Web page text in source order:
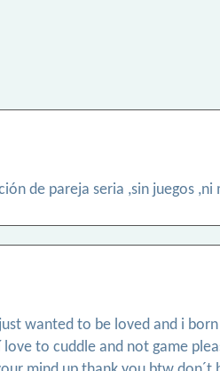
de pareja seria ,sin juegos ,ni
wanted to be loved and i
to cuddle and not game